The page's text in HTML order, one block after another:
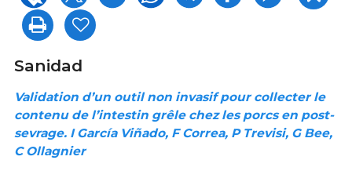
Sanidad
Validation d’un outil non invasif pour collecter le
contenu de l’intestin grêle chez les porcs en post-
sevrage. I García Viñado, F Correa, P Trevisi, G Bee,
C Ollagnier